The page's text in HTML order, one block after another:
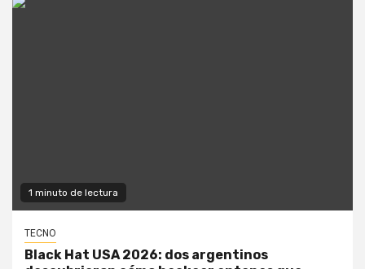
1 minuto de lectura
TECNO
Black Hat USA 2026: dos argentinos